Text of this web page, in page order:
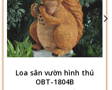
Loa sân vườn hình thú
OBT-1804B